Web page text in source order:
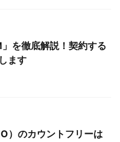
」を徹底解説！契約する
ます
）のカウントフリーは